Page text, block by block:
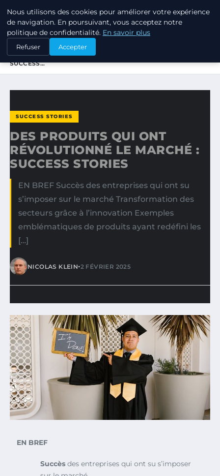
TUEZ-LES TOUS
ACCUEIL
SUCCESS STORIES
DES PRODUITS QUI ONT RÉVOLUTIONNÉ LE MARCHÉ :
SUCCESS…
SUCCESS STORIES
DES PRODUITS QUI ONT
RÉVOLUTIONNÉ LE MARCHÉ :
SUCCESS STORIES
EN BREF Succès des entreprises qui ont su
s’imposer sur le marché Transformation des
secteurs grâce à l’innovation Exemples
emblématiques de produits ayant redéfini les
[…]
NICOLAS KLEIN•2 FÉVRIER 2025
EN BREF
Succès des entreprises qui ont su s’imposer
Nous utilisons des cookies pour améliorer votre expérience
de navigation. En poursuivant, vous acceptez notre
politique de confidentialité. En savoir plus
Refuser Accepter